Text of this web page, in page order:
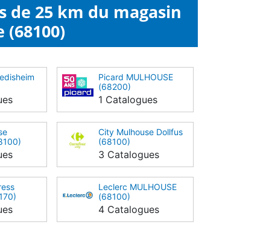
de 25 km du magasin
Picard MULHOUSE
(68200)
1 Catalogues
City Mulhouse Dollfus
(68100)
3 Catalogues
Leclerc MULHOUSE
(68100)
4 Catalogues